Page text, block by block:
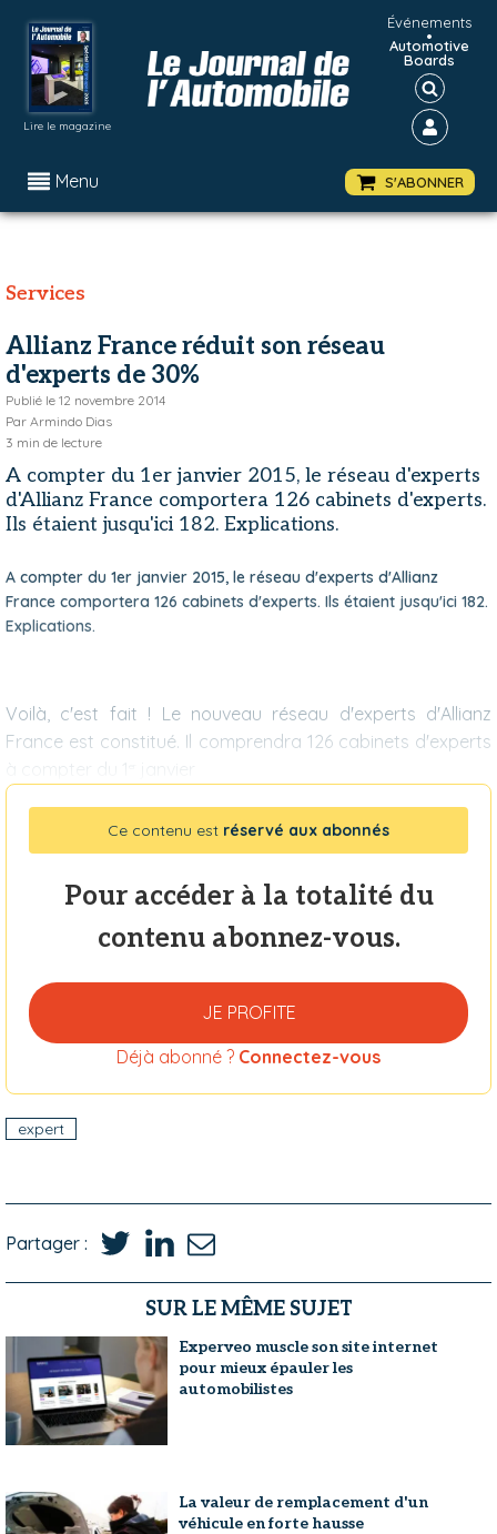
Lire le magazine
Événements
•
Automotive
Boards
Menu S'ABONNER
Services
Allianz France réduit son réseau
d'experts de 30%
Publié le 12 novembre 2014
Par Armindo Dias
3 min de lecture
A compter du 1er janvier 2015, le réseau d'experts
d'Allianz France comportera 126 cabinets d'experts.
Ils étaient jusqu'ici 182. Explications.
A compter du 1er janvier 2015, le réseau d'experts d'Allianz
France comportera 126 cabinets d'experts. Ils étaient jusqu'ici 182.
Explications.
Voilà, c'est fait ! Le nouveau réseau d'experts d'Allianz
France est constitué. Il comprendra 126 cabinets d'experts
à compter du 1
Ce contenu est réservé aux abonnés
Pour accéder à la totalité du
contenu abonnez-vous.
JE PROFITE
Déjà abonné ? Connectez-vous
expert
Partager :
SUR LE MÊME SUJET
Experveo muscle son site internet
pour mieux épauler les
automobilistes
La valeur de remplacement d'un
véhicule en forte hausse